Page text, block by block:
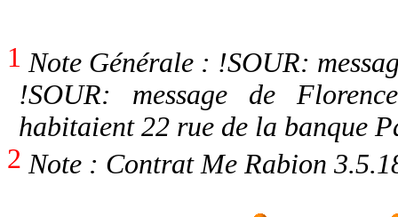
1 Note Générale : !SOUR:
!SOUR: message de
habitaient 22 rue de la banque
2 Note : Contrat Me Rabion